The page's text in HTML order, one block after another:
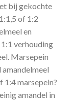
bij gekochte
of 1:2
en
verhouding
Marsepein
1:4 marsepein?
amandel in